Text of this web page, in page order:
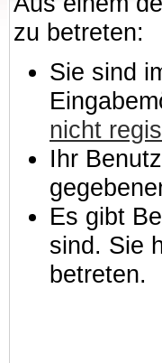
zu betreten:
Sie sind
nicht
Ihr
Es gibt
sind. Sie
betreten.